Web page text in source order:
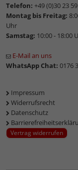
Telefon: +49 (0)30 23
Montag bis Freitag:
Uhr
Samstag: 10:00 - 18:00
E-Mail an uns
WhatsApp Chat: 0176
Impressum
Widerrufsrecht
Datenschutz
Vertrag widerrufen